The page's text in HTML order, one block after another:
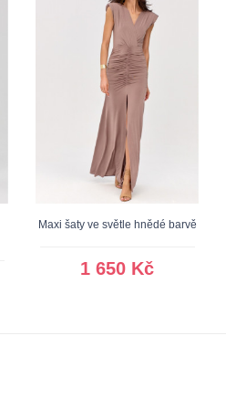
Maxi šaty ve světle hnědé barvě
1 650 Kč